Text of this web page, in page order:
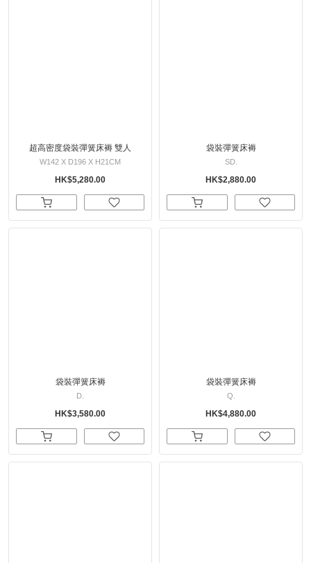
超高密度袋裝彈簧床褥 雙人
W142 X D196 X H21CM
HK$5,280.00
袋裝彈簧床褥
SD.
HK$2,880.00
袋裝彈簧床褥
D.
HK$3,580.00
袋裝彈簧床褥
Q.
HK$4,880.00